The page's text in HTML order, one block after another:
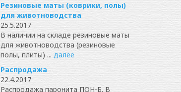
Резиновые маты (коврики, полы)
для животноводства
25.5.2017
В наличии на складе резиновые маты
для животноводства (резиновые
полы, плиты) ... далее
Распродажа
22.4.2017
Распродажа паронита ПОН-Б. В